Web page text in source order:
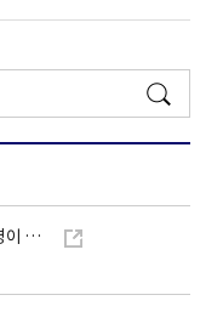
서울 AI 허브, AI 빌더 166명이 하루 만에 29개 서비스를 만들었다